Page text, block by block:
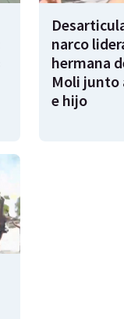
narco
hermana
Moli junto
e hijo